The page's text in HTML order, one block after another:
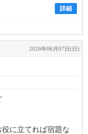
詳細
2026年06月07日(日)
に立てれば宿題な